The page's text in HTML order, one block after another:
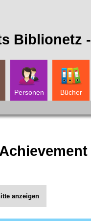
Biblionetz -
Personen Bücher
anzeigen